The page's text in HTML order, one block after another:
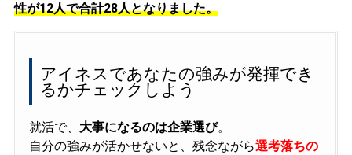
性が12人で合計28人となりました。
アイネスであなたの強みが発揮でき
るかチェックしよう
就活で、 大事になるのは企業選び。
自分の強みが活かせないと、残念ながら選考落ちの